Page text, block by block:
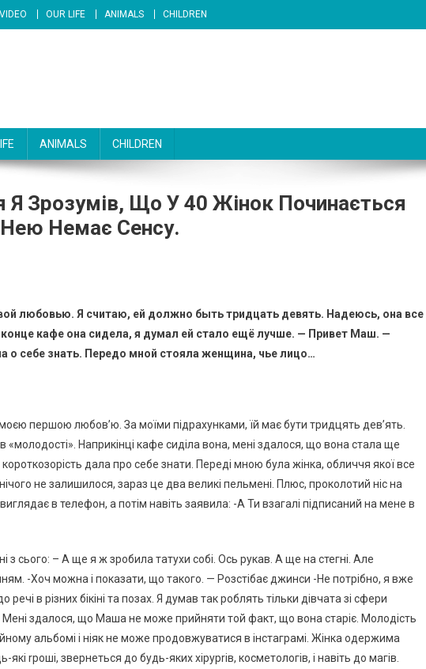
VIDEO OUR LIFE ANIMALS CHILDREN
ANIMALS CHILDREN
Я Зрозумів, Що У 40 Жінок Починається
Нею Немає Сенсу.
любовью. Я считаю, ей должно быть тридцать девять. Надеюсь, она все
кафе она сидела, я думал ей стало ещё лучше. — Привет Маш. —
о себе знать. Передо мной стояла женщина, чье лицо…
першою любов’ю. За моїми підрахунками, їй має бути тридцять дев’ять.
«молодості». Наприкінці кафе сиділа вона, мені здалося, що вона стала ще
дала про себе знати. Переді мною була жінка, обличчя якої все
не залишилося, зараз це два великі пельмені. Плюс, проколотий ніс на
в телефон, а потім навіть заявила: -А Ти взагалі підписаний на мене в
з сього: – А ще я ж зробила татухи собі. Ось рукав. А ще на стегні. Але
-Хоч можна і показати, що такого. — Розстібає джинси -Не потрібно, я вже
в різних бікіні та позах. Я думав так роблять тільки дівчата зі сфери
Мені здалося, що Маша не може прийняти той факт, що вона старіє. Молодість
альбомі і ніяк не може продовжуватися в інстаграмі. Жінка одержима
rроші, звернеться до будь-яких хірурrів, косметологів, і навіть до магів.